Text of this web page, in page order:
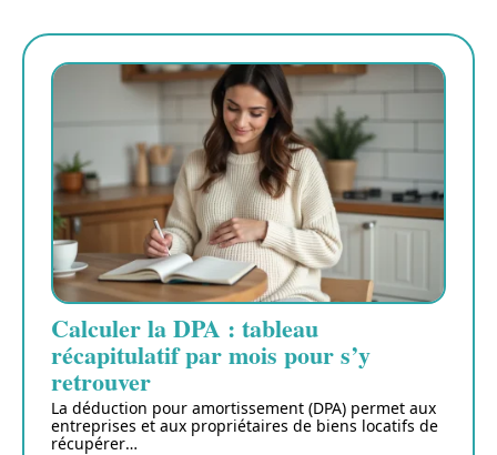
Calculer la DPA : tableau
récapitulatif par mois pour s’y
retrouver
La déduction pour amortissement (DPA) permet aux
entreprises et aux propriétaires de biens locatifs de
récupérer…